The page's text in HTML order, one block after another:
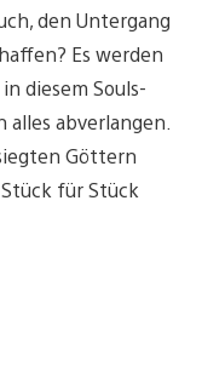
den Untergang
Es werden
diesem Souls-
abverlangen.
Göttern
für Stück